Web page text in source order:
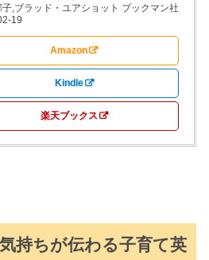
子,ブラッド・ユアショット ブックマン社
19
Amazon
Kindle
楽天ブックス
持ちが伝わる子育て英